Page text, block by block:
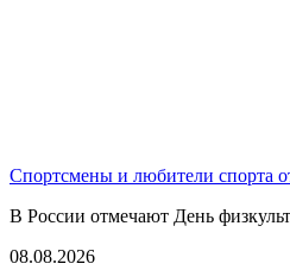
Спортсмены и любители спорта
В России отмечают День
08.08.2026